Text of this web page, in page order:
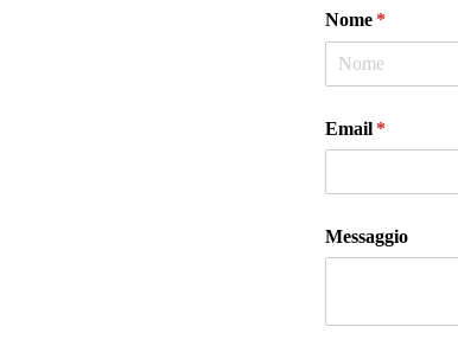
Nome *
(richiesto)
Email *
(richiesto)
Messaggio